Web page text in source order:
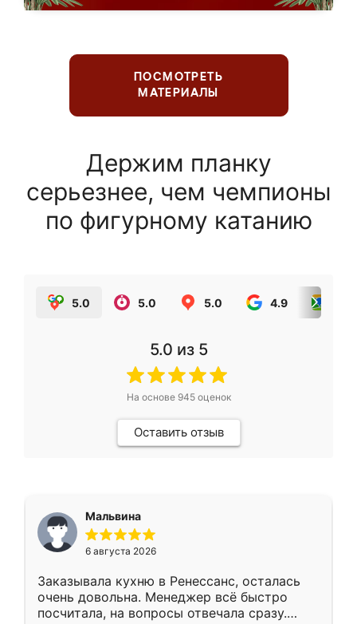
ПОСМОТРЕТЬ
МАТЕРИАЛЫ
Держим планку
серьезнее, чем чемпионы
по фигурному катанию
5.0 5.0 5.0 4.9
5.0 из 5
На основе 945оценок
Оставить отзыв
Мальвина
6 августа 2026
Заказывала кухню в Ренессанс, осталась
очень довольна. Менеджер всё быстро
посчитала, на вопросы отвечала сразу.